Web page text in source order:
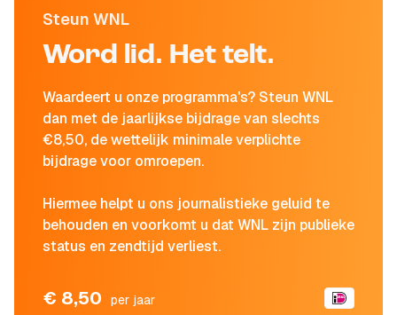
Steun WNL
Word lid. Het telt.
Waardeert u onze programma's? Steun WNL
dan met de jaarlijkse bijdrage van slechts
€8,50, de wettelijk minimale verplichte
bijdrage voor omroepen.
Hiermee helpt u ons journalistieke geluid te
behouden en voorkomt u dat WNL zijn publieke
status en zendtijd verliest.
€ 8,50 per jaar